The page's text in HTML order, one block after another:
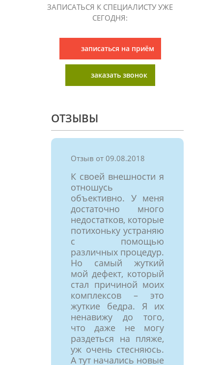
ЗАПИСАТЬСЯ К СПЕЦИАЛИСТУ УЖЕ
СЕГОДНЯ:
записаться на приём
заказать звонок
ОТЗЫВЫ
Отзыв от 09.08.2018
К своей внешности я
отношусь
объективно. У меня
достаточно много
недостатков, которые
потихоньку устраняю
с помощью
различных процедур.
Но самый жуткий
мой дефект, который
стал причиной моих
комплексов – это
жуткие бедра. Я их
ненавижу до того,
что даже не могу
раздеться на пляже,
уж очень стесняюсь.
А тут начались новые